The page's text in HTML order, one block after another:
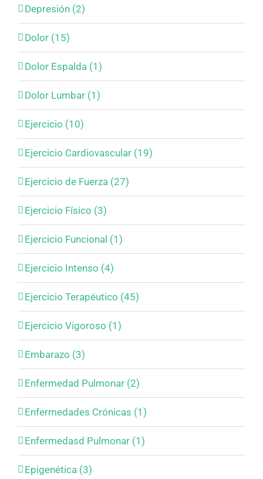
Depresión (2)
Dolor (15)
Dolor Espalda (1)
Dolor Lumbar (1)
Ejercicio (10)
Ejercicio Cardiovascular (19)
Ejercicio de Fuerza (27)
Ejercicio Físico (3)
Ejercicio Funcional (1)
Ejercicio Intenso (4)
Ejercicio Terapéutico (45)
Ejercicio Vigoroso (1)
Embarazo (3)
Enfermedad Pulmonar (2)
Enfermedades Crónicas (1)
Enfermedasd Pulmonar (1)
Epigenética (3)